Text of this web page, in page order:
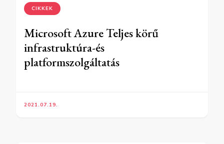
CIKKEK
Microsoft Azure Teljes körű
infrastruktúra-és
platformszolgáltatás
2021.07.19.